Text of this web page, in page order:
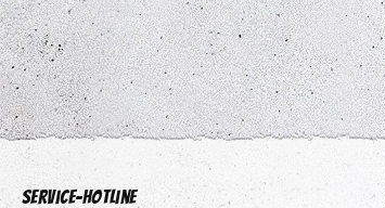
Service-Hotline